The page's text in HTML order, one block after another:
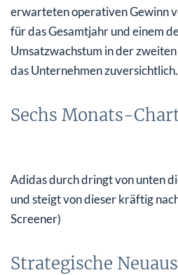
erwarteten operativen Gewinn
für das Gesamtjahr und einem
Umsatzwachstum in der
das Unternehmen zuversichtlich.
Sechs Monats-
Adidas durch dringt von unten
und steigt von dieser kräftig
Screener)
Strategische